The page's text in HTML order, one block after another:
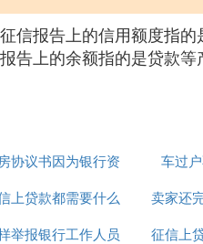
信报告上的信用额度指
上的余额指的是贷款等
协议书因为银行资
料不全贷款
车过
上贷款都需要什么
资料吗
卖家还
过
举报银行工作人员
征信上